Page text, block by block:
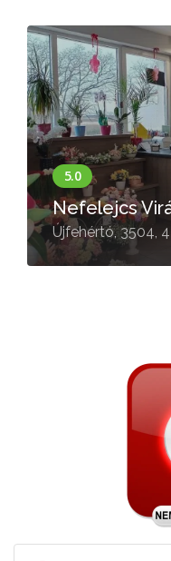
Jelenleg Zárva